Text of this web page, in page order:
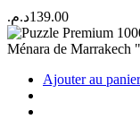
139.00د.م.
Ajouter au panier